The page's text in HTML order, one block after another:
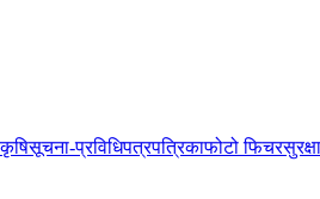
कृषिसूचना-प्रविधिपत्रपत्रिकाफोटो फिचर